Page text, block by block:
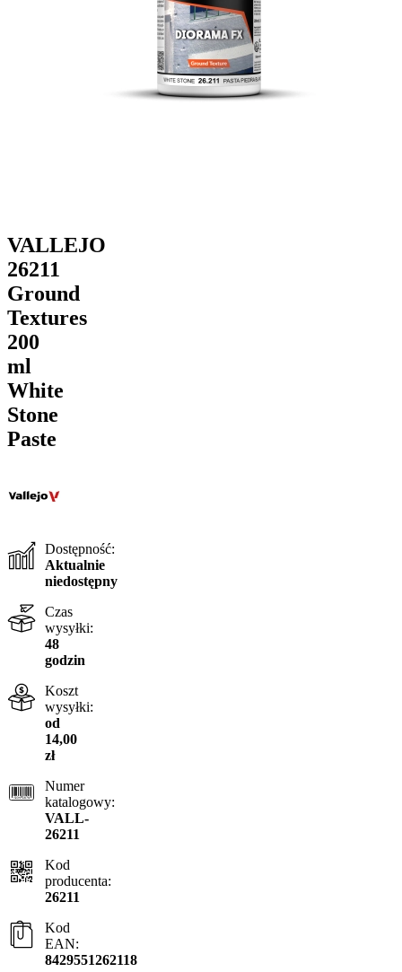
VALLEJO
26211
Ground
Textures
200
ml
White
Stone
Paste
Dostępność:
Aktualnie
niedostępny
Czas
wysyłki:
48
godzin
Koszt
wysyłki:
od
14,00
zł
Numer
katalogowy:
VALL-
26211
Kod
producenta:
26211
Kod
EAN:
8429551262118